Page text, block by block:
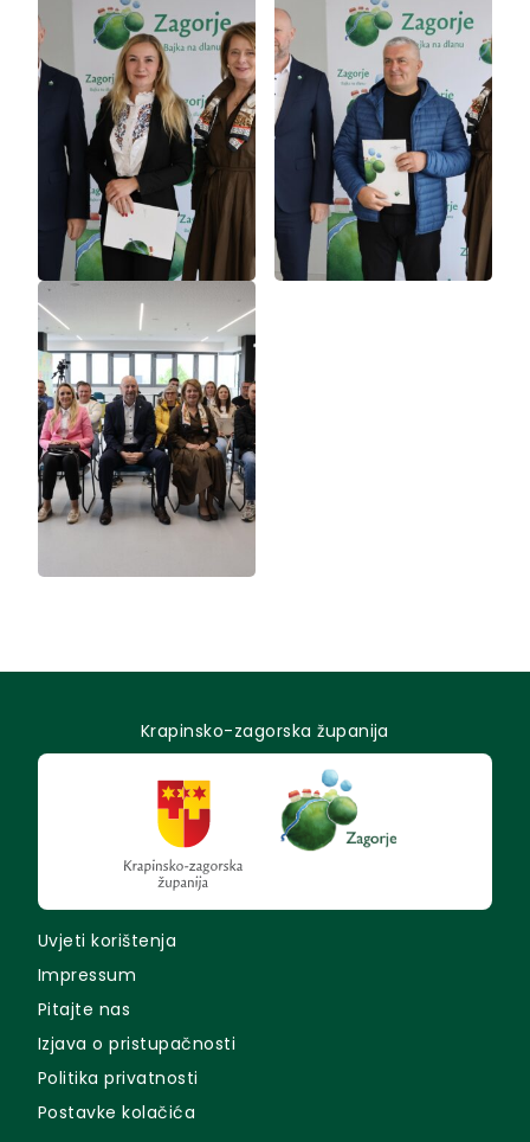
Krapinsko-zagorska županija
Uvjeti korištenja
Impressum
Pitajte nas
Izjava o pristupačnosti
Politika privatnosti
Postavke kolačića